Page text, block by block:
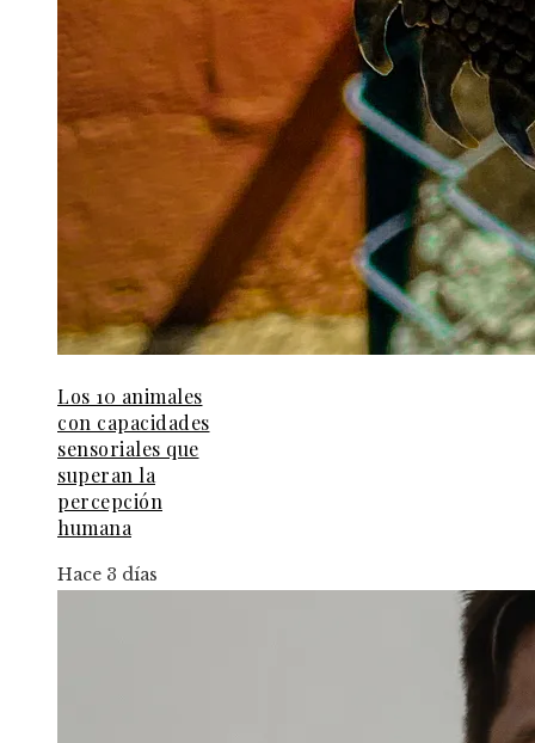
Los 10 animales
con capacidades
sensoriales que
superan la
percepción
humana
Hace 3 días